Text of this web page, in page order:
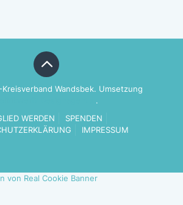
Wandsbek. Umsetzung
.
WERDEN
SPENDEN
IMPRESSUM
von Real Cookie Banner